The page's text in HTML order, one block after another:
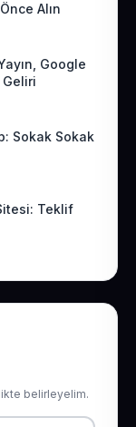
Alın
Google
Geliri
Sokak Sokak
Teklif
belirleyelim.